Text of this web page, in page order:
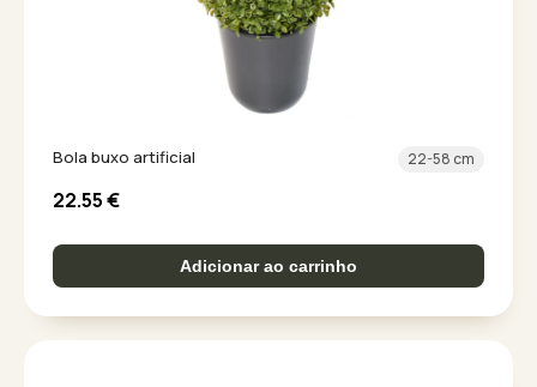
Bola buxo artificial 22-58 cm
22.55€
Adicionar ao carrinho